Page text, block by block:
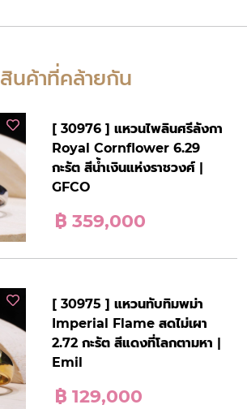
สินค้าที่คล้ายกัน
[ 30976 ] แหวนไพลินศรีลังกา
Royal Cornflower 6.29
กะรัต สีน้ำเงินแห่งราชวงศ์ |
GFCO
฿ 359,000
[ 30975 ] แหวนทับทิมพม่า
Imperial Flame สดไม่เผา
2.72 กะรัต สีแดงที่โลกตามหา |
Emil
฿ 129,000